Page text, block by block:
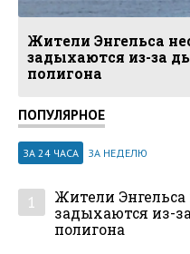
Жители Энгельса
задыхаются из-за
полигона
ПОПУЛЯРНОЕ
ЗА 24 ЧАСА ЗА НЕДЕЛЮ
1
Жители Энгельса
задыхаются из-
полигона